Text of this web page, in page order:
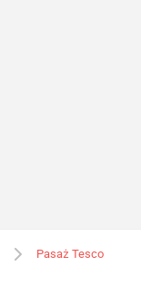
Pasaż Tesco